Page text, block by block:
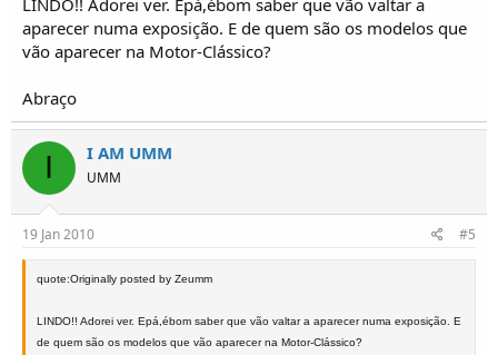
aparecer numa exposição. E de quem são os modelos que
vão aparecer na Motor-Clássico?
Abraço
I I AM UMM
UMM
19 Jan 2010 #5
quote:Originally posted by Zeumm
LINDO!! Adorei ver. Epá,ébom saber que vão valtar a aparecer numa exposição. E
de quem são os modelos que vão aparecer na Motor-Clássico?